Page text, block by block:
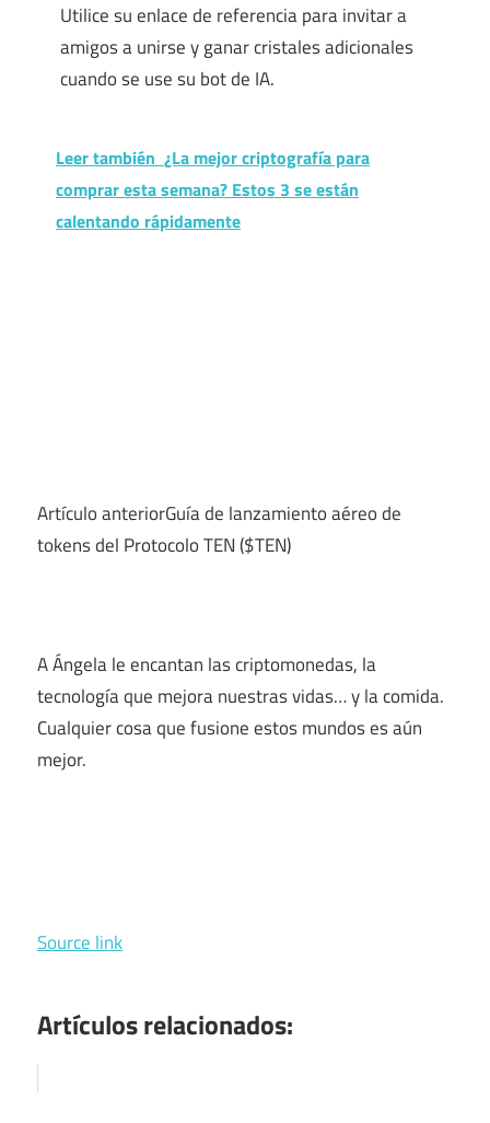
Utilice su enlace de referencia para invitar a
amigos a unirse y ganar cristales adicionales
cuando se use su bot de IA.
Leer también ¿La mejor criptografía para
comprar esta semana? Estos 3 se están
calentando rápidamente
Artículo anteriorGuía de lanzamiento aéreo de
tokens del Protocolo TEN ($TEN)
A Ángela le encantan las criptomonedas, la
tecnología que mejora nuestras vidas… y la comida.
Cualquier cosa que fusione estos mundos es aún
mejor.
Source link
Artículos relacionados: